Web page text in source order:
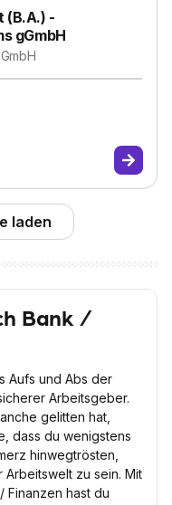
(B.A.) -
gGmbH
laden
Bank /
Aufs und Abs der
Arbeitsgeber.
gelitten hat,
dass du wenigstens
hinwegtrösten,
zu sein. Mit
Finanzen hast du